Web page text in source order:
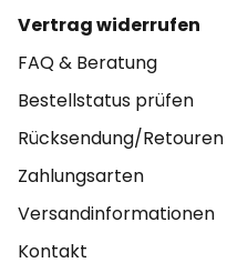
Vertrag widerrufen
FAQ & Beratung
Bestellstatus prüfen
Rücksendung/Retouren
Zahlungsarten
Versandinformationen
Kontakt